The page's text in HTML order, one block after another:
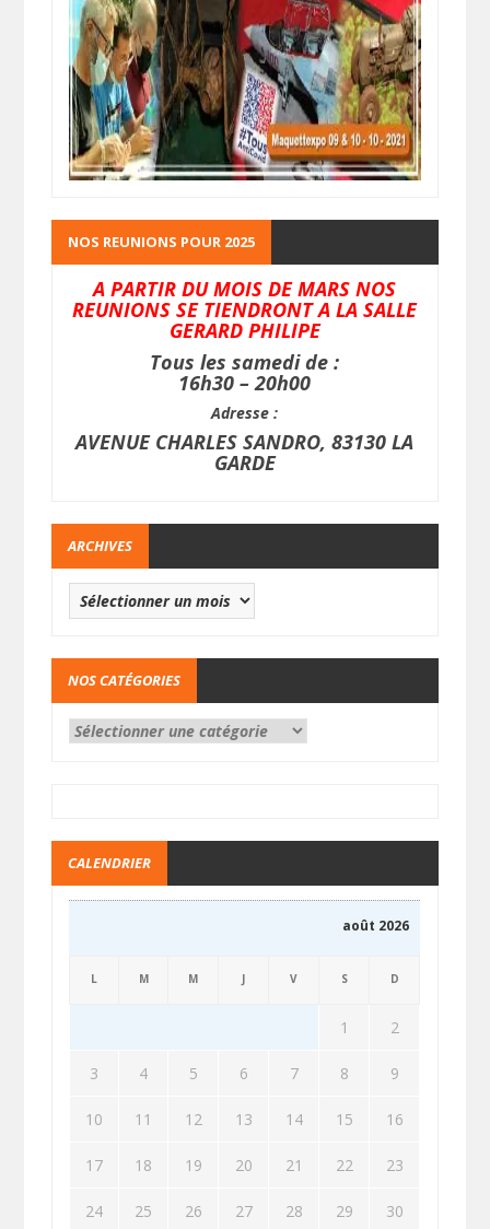
NOS REUNIONS POUR 2025
A PARTIR DU MOIS DE MARS NOS
REUNIONS SE TIENDRONT A LA SALLE
GERARD PHILIPE
Tous les samedi de :
16h30 – 20h00
Adresse :
AVENUE CHARLES SANDRO, 83130 LA
GARDE
ARCHIVES
NOS CATÉGORIES
CALENDRIER
août 2026
L M M J V S D
1 2
3 4 5 6 7 8 9
10 11 12 13 14 15 16
17 18 19 20 21 22 23
24 25 26 27 28 29 30